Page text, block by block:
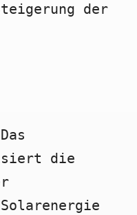
der
die